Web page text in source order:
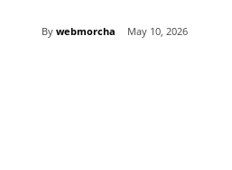
By webmorcha May 10, 2026